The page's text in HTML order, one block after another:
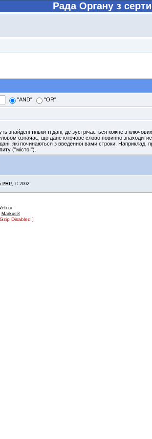
Рада Органу з
"AND" "OR"
тільки ті дані, де зустрічається кожне з
означає, що дане ключове слово повинно
починаються з введенної вами строки. Наприклад,
("місто!").
PHP, © 2002
Markus®
Disabled ]